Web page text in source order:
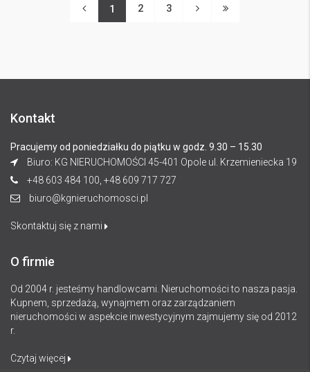
1 2 3
Kontakt
Pracujemy od poniedziałku do piątku w godz. 9.30 – 15.30
Biuro: KG NIERUCHOMOŚCI 45-401 Opole ul. Krzemieniecka 19
+48 603 484 100, +48 609 717 727
biuro@kgnieruchomosci.pl
Skontaktuj się z nami
O firmie
Od 2004 r. jesteśmy handlowcami. Nieruchomości to nasza pasja.
Kupnem, sprzedażą, wynajmem oraz zarządzaniem
nieruchomości w aspekcie inwestycyjnym zajmujemy się od 2012
r.
Czytaj więcej